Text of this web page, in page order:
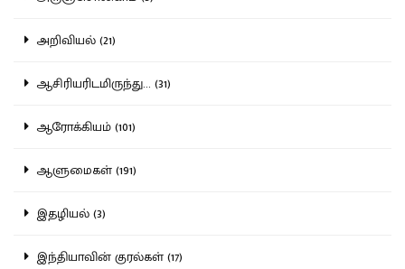
அறிவியல் (21)
ஆசிரியரிடமிருந்து... (31)
ஆரோக்கியம் (101)
ஆளுமைகள் (191)
இதழியல் (3)
இந்தியாவின் குரல்கள் (17)